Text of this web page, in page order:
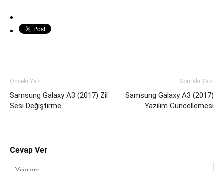
Önceki Yazı
Samsung Galaxy A3 (2017) Zil
Sesi Değiştirme
Sonraki Yazı
Samsung Galaxy A3 (2017)
Yazılım Güncellemesi
Cevap Ver